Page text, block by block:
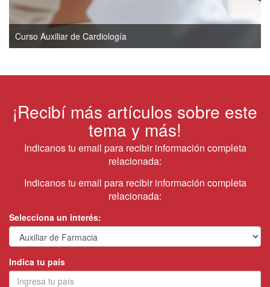
Curso Auxiliar de Cardiología
¡Recibí más artículos sobre este
tema y más!
Indicanos tu email para recibir información completa
relacionada:
Indicanos tu email para recibir información completa
relacionada:
Selecciona un interés:
Indica tu país